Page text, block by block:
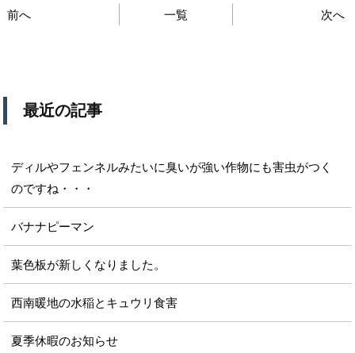
前へ 一覧 次へ
最近の記事
ディルやフェンネルみたいに臭いが強い作物にも害虫がつく
のですね・・・
バナナピーマン
葉色板が新しくなりました。
西南暖地の水稲とキュウリ食害
夏季休暇のお知らせ